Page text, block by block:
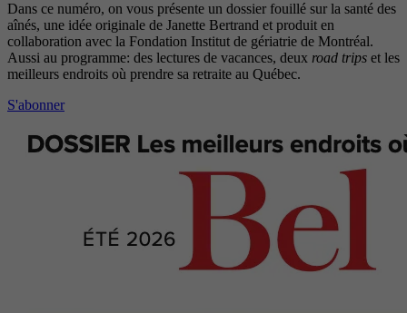
Dans ce numéro, on vous présente un dossier fouillé sur la santé des
aînés, une idée originale de Janette Bertrand et produit en
collaboration avec la Fondation Institut de gériatrie de Montréal.
Aussi au programme: des lectures de vacances, deux road trips et les
meilleurs endroits où prendre sa retraite au Québec.
S'abonner